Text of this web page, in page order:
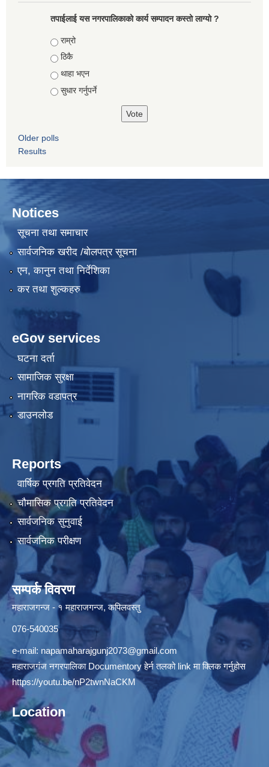
तपाईलाई यस नगरपालिकाको कार्य सम्पादन कस्तो लाग्यो ?
Choices
राम्रो
ठिकै
थाहा भएन
सुधार गर्नुपर्ने
Older polls
Results
Notices
सूचना तथा समाचार
सार्वजनिक खरीद /बोलपत्र सूचना
एन, कानुन तथा निर्देशिका
कर तथा शुल्कहरु
eGov services
घटना दर्ता
सामाजिक सुरक्षा
नागरिक वडापत्र
डाउनलोड
Reports
वार्षिक प्रगति प्रतिवेदन
चौमासिक प्रगति प्रतिवेदन
सार्वजनिक सुनुवाई
सार्वजनिक परीक्षण
सम्पर्क विवरण
महाराजगन्ज - १ महाराजगन्ज, कपिलवस्तु
076-540035
e-mail: napamaharajgunj2073@gmail.com
महाराजगंज नगरपालिका Documentory हेर्न तलको link मा क्लिक गर्नुहोस
https://youtu.be/nP2twnNaCKM
Location